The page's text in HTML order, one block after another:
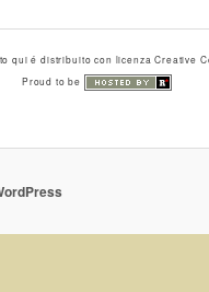
qui é distribuito con licenza Creative
Proud to be